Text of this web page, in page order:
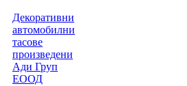
Декоративни
автомобилни
тасове
произведени
Ади Груп
ЕООД